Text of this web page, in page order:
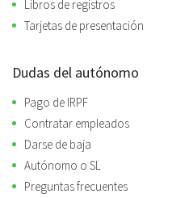
Libros de registros
Tarjetas de presentación
Dudas del autónomo
Pago de IRPF
Contratar empleados
Darse de baja
Autónomo o SL
Preguntas frecuentes